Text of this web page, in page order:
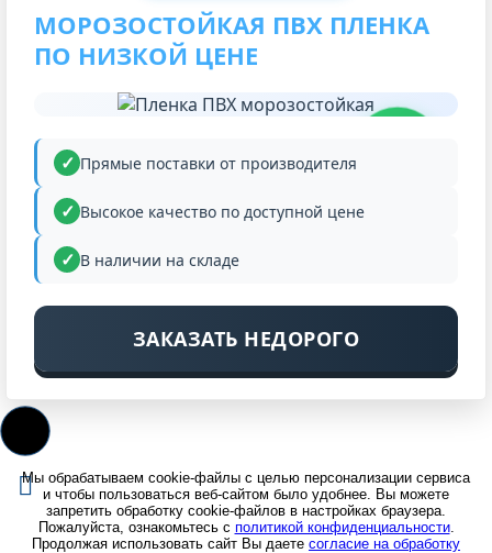
МОРОЗОСТОЙКАЯ ПВХ ПЛЕНКА
ПО НИЗКОЙ ЦЕНЕ
Прямые поставки от производителя
Высокое качество по доступной цене
В наличии на складе
ЗАКАЗАТЬ НЕДОРОГО
Мы обрабатываем cookie-файлы с целью персонализации сервиса
и чтобы пользоваться веб-сайтом было удобнее. Вы можете
запретить обработку cookie-файлов в настройках браузера.
Пожалуйста, ознакомьтесь с политикой конфиденциальности.
Продолжая использовать сайт Вы даете согласие на обработку